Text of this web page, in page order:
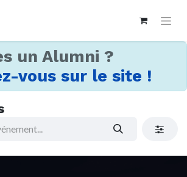
un Alumni ?
vous sur le site !